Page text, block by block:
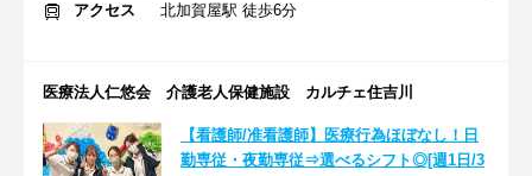
アクセス
北加賀屋駅 徒歩6分
医療法人仁悠会 介護老人保健施設 カルチェ住吉川
【看護師/准看護師】医療行為ほぼなし！日
勤専従・夜勤専従⇒選べるシフト◎[週1日/3